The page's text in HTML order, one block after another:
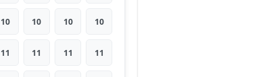
10 10 10 10
11 11 11 11